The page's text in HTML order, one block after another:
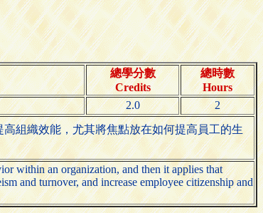
總學分數
Credits
總時數
Hours
2.0
2
組織效能，尤其將焦點放在如何提高員工的生
within an organization, and then it applies that
and turnover, and increase employee citizenship and